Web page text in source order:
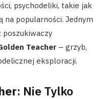
psychodeliki, takie jak
na popularności. Jednym
poszukiwaczy
Teacher – grzyb,
eksploracji.
: Nie Tylko